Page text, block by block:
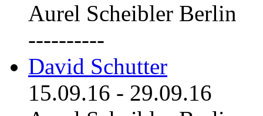
Aurel Scheibler Berlin
----------
David Schutter
15.09.16 - 29.09.16